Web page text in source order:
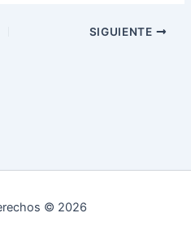
SIGUIENTE
© 2026